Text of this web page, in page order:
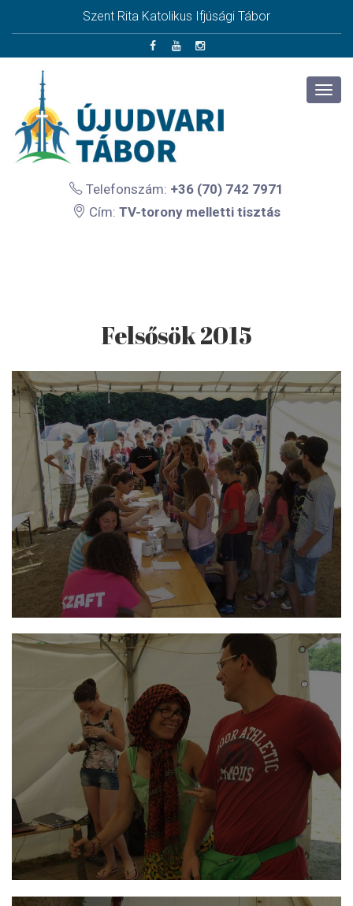
Szent Rita Katolikus Ifjúsági Tábor
Telefonszám: +36 (70) 742 7971
Cím: TV-torony melletti tisztás
Felsősök 2015